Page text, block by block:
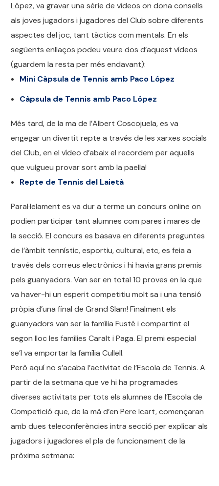
López, va gravar una sèrie de vídeos on dona consells
als joves jugadors i jugadores del Club sobre diferents
aspectes del joc, tant tàctics com mentals. En els
següents enllaços podeu veure dos d’aquest vídeos
(guardem la resta per més endavant):
Mini Càpsula de Tennis amb Paco López
Càpsula de Tennis amb Paco López
Més tard, de la ma de l’Albert Coscojuela, es va
engegar un divertit repte a través de les xarxes socials
del Club, en el vídeo d’abaix el recordem per aquells
que vulgueu provar sort amb la paella!
Repte de Tennis del Laietà
Paral·lelament es va dur a terme un concurs online on
podien participar tant alumnes com pares i mares de
la secció. El concurs es basava en diferents preguntes
de l’àmbit tennístic, esportiu, cultural, etc, es feia a
través dels correus electrònics i hi havia grans premis
pels guanyadors. Van ser en total 10 proves en la que
va haver-hi un esperit competitiu molt sa i una tensió
pròpia d’una final de Grand Slam! Finalment els
guanyadors van ser la família Fusté i compartint el
segon lloc les famílies Caralt i Paga. El premi especial
se’l va emportar la família Cullell.
Però aquí no s’acaba l’activitat de l’Escola de Tennis. A
partir de la setmana que ve hi ha programades
diverses activitats per tots els alumnes de l’Escola de
Competició que, de la mà d’en Pere Icart, començaran
amb dues teleconferències intra secció per explicar als
jugadors i jugadores el pla de funcionament de la
pròxima setmana: